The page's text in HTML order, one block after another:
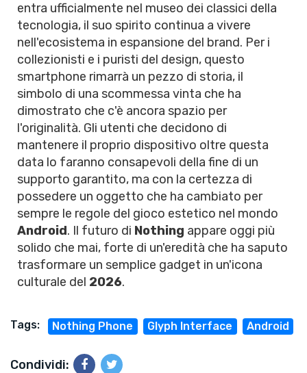
entra ufficialmente nel museo dei classici della
tecnologia, il suo spirito continua a vivere
nell'ecosistema in espansione del brand. Per i
collezionisti e i puristi del design, questo
smartphone rimarrà un pezzo di storia, il
simbolo di una scommessa vinta che ha
dimostrato che c'è ancora spazio per
l'originalità. Gli utenti che decidono di
mantenere il proprio dispositivo oltre questa
data lo faranno consapevoli della fine di un
supporto garantito, ma con la certezza di
possedere un oggetto che ha cambiato per
sempre le regole del gioco estetico nel mondo
Android. Il futuro di Nothing appare oggi più
solido che mai, forte di un'eredità che ha saputo
trasformare un semplice gadget in un'icona
culturale del 2026.
Tags: Nothing Phone Glyph Interface Android
Condividi: